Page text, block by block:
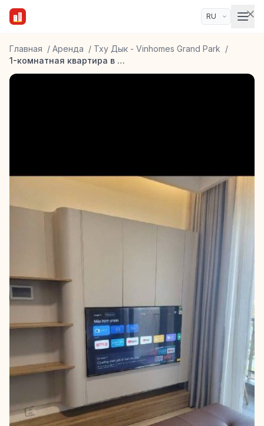
Главная / Аренда / Тху Дык - Vinhomes Grand Park /
1-комнатная квартира в Masteri Centre Point